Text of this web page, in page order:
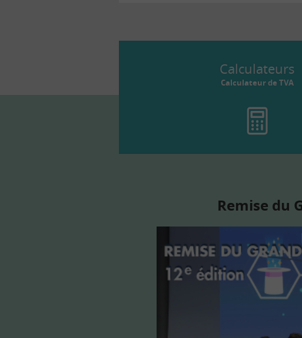
Calculateurs
Calculateur de TVA
Remise du